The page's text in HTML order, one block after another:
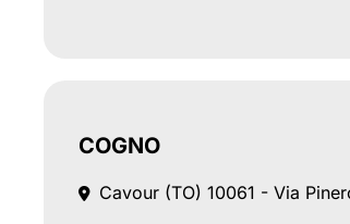
COGNO
Cavour (TO) 10061 - Via